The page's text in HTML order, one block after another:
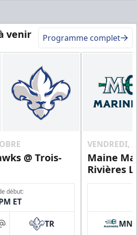
venir Programme complet
@ Trois-
début:
ET
at TR
VENDREDI,
Maine
Rivières
MNE